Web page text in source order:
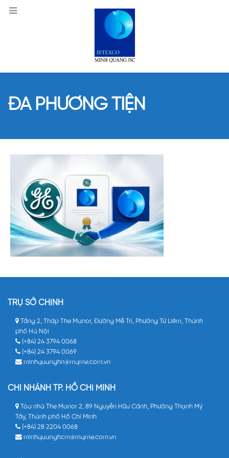
ĐA PHƯƠNG TIỆN
TRỤ SỞ CHÍNH
Tầng 2, Tháp The Manor, Đường Mễ Trì, Phường Từ Liêm, Thành
phố Hà Nội
(+84) 24 3794 0068
(+84) 24 3794 0069
minhquanghn@mqme.com.vn
CHI NHÁNH TP. HỒ CHÍ MINH
Tòa nhà The Manor 2, 89 Nguyễn Hữu Cảnh, Phường Thạnh Mỹ
Tây, Thành phố Hồ Chí Minh
(+84) 28 2204 0068
minhquanghcm@mqme.com.vn